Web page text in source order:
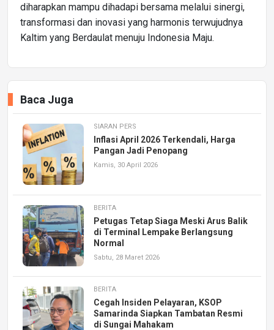
diharapkan mampu dihadapi bersama melalui sinergi,
transformasi dan inovasi yang harmonis terwujudnya
Kaltim yang Berdaulat menuju Indonesia Maju.
Baca Juga
SIARAN PERS
Inflasi April 2026 Terkendali, Harga
Pangan Jadi Penopang
Kamis, 30 April 2026
BERITA
Petugas Tetap Siaga Meski Arus Balik
di Terminal Lempake Berlangsung
Normal
Sabtu, 28 Maret 2026
BERITA
Cegah Insiden Pelayaran, KSOP
Samarinda Siapkan Tambatan Resmi
di Sungai Mahakam